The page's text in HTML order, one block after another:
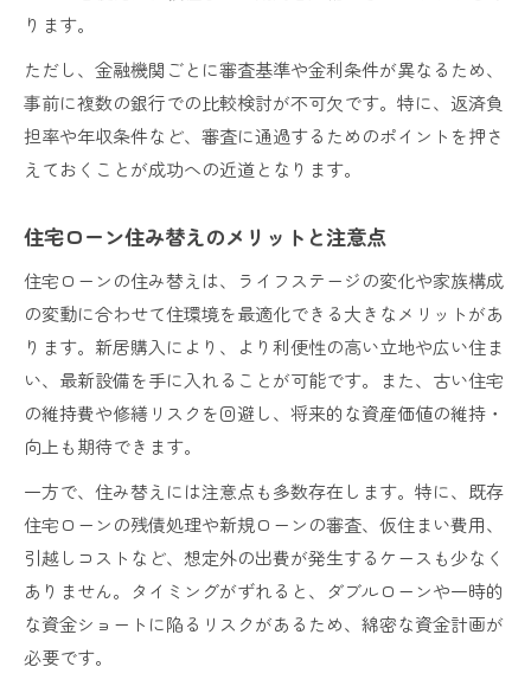
ります。
ただし、金融機関ごとに審査基準や金利条件が異なるため、
事前に複数の銀行での比較検討が不可欠です。特に、返済負
担率や年収条件など、審査に通過するためのポイントを押さ
えておくことが成功への近道となります。
住宅ローン住み替えのメリットと注意点
住宅ローンの住み替えは、ライフステージの変化や家族構成
の変動に合わせて住環境を最適化できる大きなメリットがあ
ります。新居購入により、より利便性の高い立地や広い住ま
い、最新設備を手に入れることが可能です。また、古い住宅
の維持費や修繕リスクを回避し、将来的な資産価値の維持・
向上も期待できます。
一方で、住み替えには注意点も多数存在します。特に、既存
住宅ローンの残債処理や新規ローンの審査、仮住まい費用、
引越しコストなど、想定外の出費が発生するケースも少なく
ありません。タイミングがずれると、ダブルローンや一時的
な資金ショートに陥るリスクがあるため、綿密な資金計画が
必要です。